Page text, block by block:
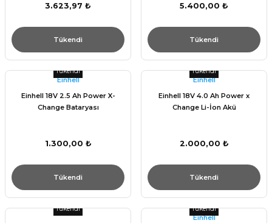
3.623,97 ₺
Tükendi
5.400,00 ₺
Tükendi
Tükendi
Einhell
Einhell 18V 2.5 Ah Power X-
Change Bataryası
1.300,00 ₺
Tükendi
Tükendi
Einhell
Einhell 18V 4.0 Ah Power x
Change Li-İon Akü
2.000,00 ₺
Tükendi
Tükendi Tükendi
Einhell